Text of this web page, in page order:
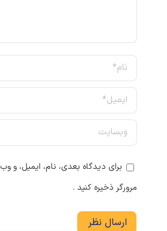
نام *
ایمیل *
وبسایت
برای دیدگاه بعدی، نام، ایمیل، و
مرورگر ذخیره کنید .
ارسال نظر